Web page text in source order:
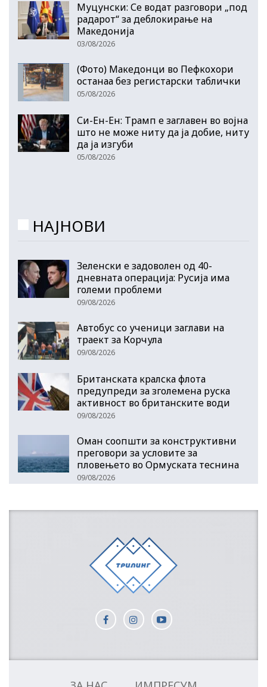
Муцунски: Се водат разговори „под
радарот“ за деблокирање на
Македонија
03/08/2026
(Фото) Македонци во Пефкохори
останаа без регистарски таблички
05/08/2026
Си-Ен-Ен: Трамп е заглавен во војна
што не може ниту да ја добие, ниту
да ја изгуби
05/08/2026
НАЈНОВИ
Зеленски е задоволен од 40-
дневната операција: Русија има
големи проблеми
09/08/2026
Автобус со ученици заглави на
траект за Корчула
09/08/2026
Британската кралска флота
предупреди за зголемена руска
активност во британските води
09/08/2026
Оман соопшти за конструктивни
преговори за условите за
пловењето во Ормуската теснина
09/08/2026